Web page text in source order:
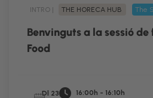
INTRO | THE HORECA HUB The
Benvinguts a la sessió
Food
Dl 23
16:00h - 16:10h